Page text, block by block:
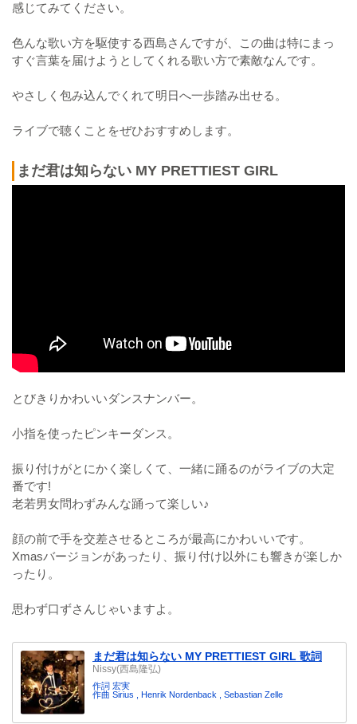
感じてみてください。
色んな歌い方を駆使する西島さんですが、この曲は特にまっ
すぐ言葉を届けようとしてくれる歌い方で素敵なんです。
やさしく包み込んでくれて明日へ一歩踏み出せる。
ライブで聴くことをぜひおすすめします。
まだ君は知らない MY PRETTIEST GIRL
とびきりかわいいダンスナンバー。
小指を使ったピンキーダンス。
振り付けがとにかく楽しくて、一緒に踊るのがライブの大定
番です!
老若男女問わずみんな踊って楽しい♪
顔の前で手を交差させるところが最高にかわいいです。
Xmasバージョンがあったり、振り付け以外にも響きが楽しか
ったり。
思わず口ずさんじゃいますよ。
まだ君は知らない MY PRETTIEST GIRL 歌詞
Nissy(西島隆弘)
作詞 宏実
作曲 Sirius , Henrik Nordenback , Sebastian Zelle